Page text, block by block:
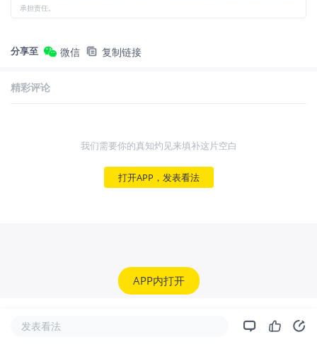
承担责任。
分享至 微信 复制链接
精彩评论
我们需要你的真知灼见来填补这片空白
打开APP，发表看法
APP内打开
发表看法